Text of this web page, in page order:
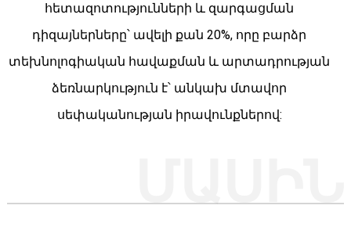
հետազոտությունների և զարգացման
դիզայներները՝ ավելի քան 20%, որը բարձր
տեխնոլոգիական հավաքման և արտադրության
ձեռնարկություն է՝ անկախ մտավոր
սեփականության իրավունքներով: